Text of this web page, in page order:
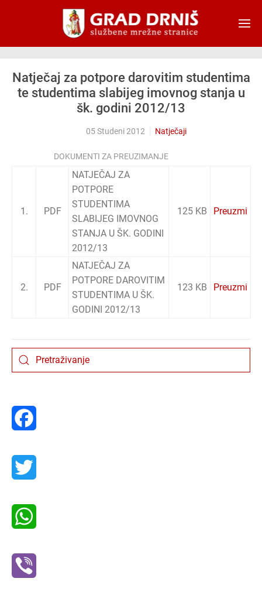
Skip to main content
Natječaj za potpore darovitim studentima
te studentima slabijeg imovnog stanja u
šk. godini 2012/13
05 Studeni 2012 Natječaji
DOKUMENTI ZA PREUZIMANJE
1. PDF
NATJEČAJ ZA
POTPORE
STUDENTIMA
SLABIJEG IMOVNOG
STANJA U ŠK. GODINI
2012/13
125 KB Preuzmi
2. PDF
NATJEČAJ ZA
POTPORE DAROVITIM
STUDENTIMA U ŠK.
GODINI 2012/13
123 KB Preuzmi